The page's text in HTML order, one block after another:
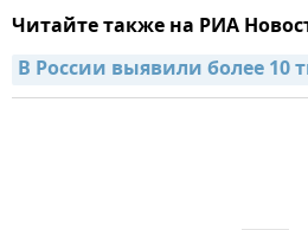
Читайте также на РИА
В России выявили более 10